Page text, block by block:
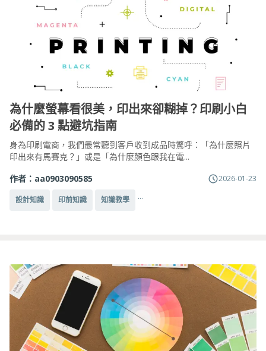
為什麼螢幕看很美，印出來卻糊掉？印刷小白
必備的 3 點避坑指南
身為印刷電商，我們最常聽到客戶收到成品時驚呼：「為什麼照片
印出來有馬賽克？」或是「為什麼顏色跟我在電...
作者： aa0903090585 2026-01-23
設計知識 印前知識 知識教學 ...